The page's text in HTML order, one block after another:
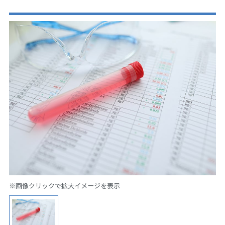
※画像クリックで拡大イメージを表示